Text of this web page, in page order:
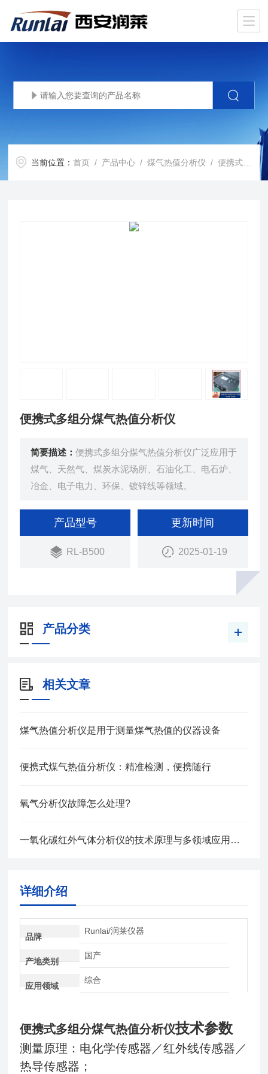
当前位置：首页 / 产品中心 /煤气热值分析仪 /便携式煤气热值分析仪
便携式多组分煤气热值分析仪
简要描述：便携式多组分煤气热值分析仪广泛应用于
煤气、天然气、煤炭水泥场所、石油化工、电石炉、
冶金、电子电力、环保、镀锌线等领域。
产品型号
RL-B500
更新时间
2025-01-19
产品分类
相关文章
煤气热值分析仪是用于测量煤气热值的仪器设备
便携式煤气热值分析仪：精准检测，便携随行
氧气分析仪故障怎么处理?
一氧化碳红外气体分析仪的技术原理与多领域应用探析
详细介绍
品牌
Runlai/润莱仪器
产地类别
国产
应用领域
综合
便携式多组分煤气热值分析仪技术参数
测量原理：电化学传感器／红外线传感器／
热导传感器；